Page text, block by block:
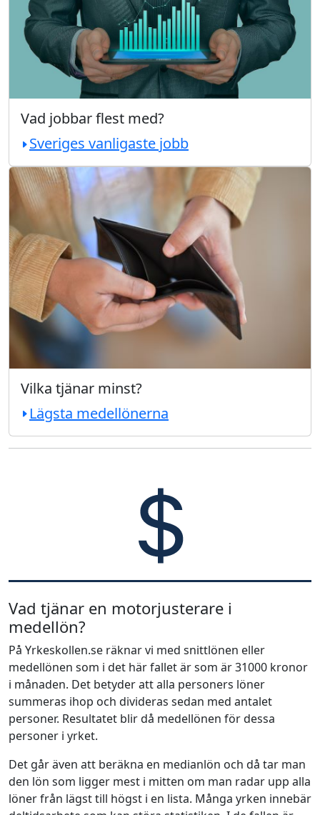
Vad jobbar flest med?
Sveriges vanligaste jobb
Vilka tjänar minst?
Lägsta medellönerna
Vad tjänar en motorjusterare i
medellön?
På Yrkeskollen.se räknar vi med snittlönen eller
medellönen som i det här fallet är som är 31000 kronor
i månaden. Det betyder att alla personers löner
summeras ihop och divideras sedan med antalet
personer. Resultatet blir då medellönen för dessa
personer i yrket.
Det går även att beräkna en medianlön och då tar man
den lön som ligger mest i mitten om man radar upp alla
löner från lägst till högst i en lista. Många yrken innebär